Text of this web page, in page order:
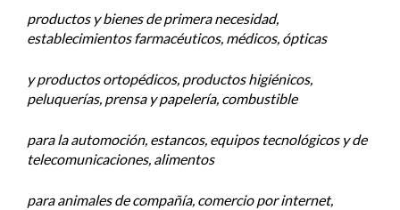
productos y bienes de primera necesidad,
establecimientos farmacéuticos, médicos, ópticas
y productos ortopédicos, productos higiénicos,
peluquerías, prensa y papelería, combustible
para la automoción, estancos, equipos tecnológicos y de
telecomunicaciones, alimentos
para animales de compañía, comercio por internet,